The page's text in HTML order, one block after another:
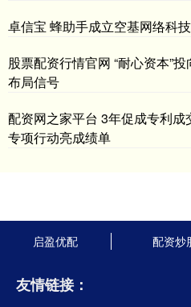
卓信宝 蜂助手成立空基网络科
股票配资行情官网 “耐心资本”
布局信号
配资网之家平台 3年促成专利
专项行动亮成绩单
启盈优配 配资炒
友情链接：